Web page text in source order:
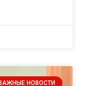
ВАЖНЫЕ НОВОСТИ